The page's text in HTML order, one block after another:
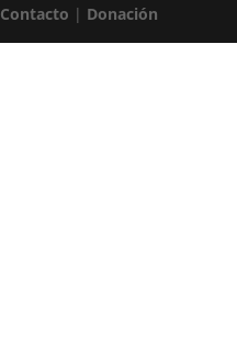
Contacto | Donación